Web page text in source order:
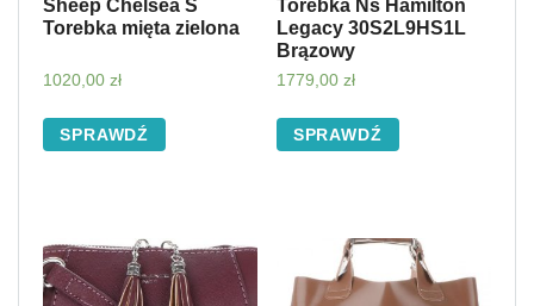
Sheep Chelsea S
Torebka mięta zielona
1020,00 zł
SPRAWDŹ
Torebka Ns Hamilton
Legacy 30S2L9HS1L
Brązowy
1779,00 zł
SPRAWDŹ